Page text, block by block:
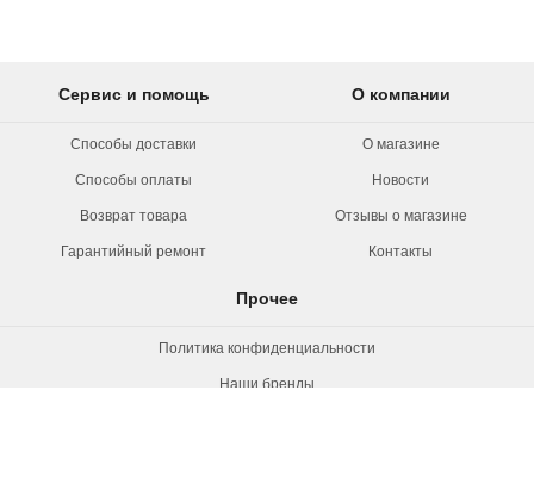
Сервис и помощь
Способы доставки
Способы оплаты
Возврат товара
Гарантийный ремонт
О компании
О магазине
Новости
Отзывы о магазине
Контакты
Прочее
Политика конфиденциальности
Наши бренды